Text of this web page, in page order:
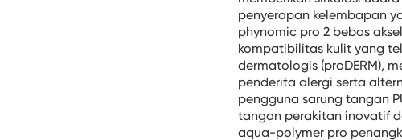
penyerapan kelembapan
phynomic pro 2 bebas
kompatibilitas kulit yang
dermatologis (proDERM),
penderita alergi serta
pengguna sarung tangan
tangan perakitan inovatif
aqua-polymer pro